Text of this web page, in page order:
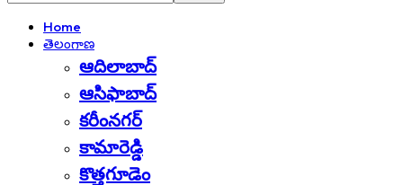
Home
తెలంగాణ
ఆదిలాబాద్
ఆసిఫాబాద్
కరీంనగర్
కామారెడ్డి
కొత్తగూడెం